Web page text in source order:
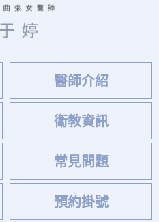
醫師介紹
衛教資訊
常見問題
預約掛號